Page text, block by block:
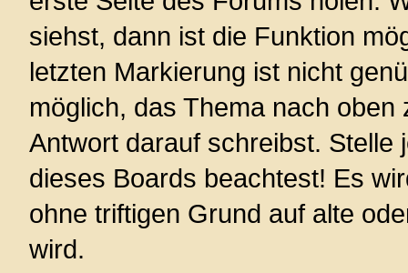
siehst, dann ist die Funktion
letzten Markierung ist nicht
möglich, das Thema nach
Antwort darauf schreibst. Stelle
dieses Boards beachtest! Es
ohne triftigen Grund auf alte
wird.